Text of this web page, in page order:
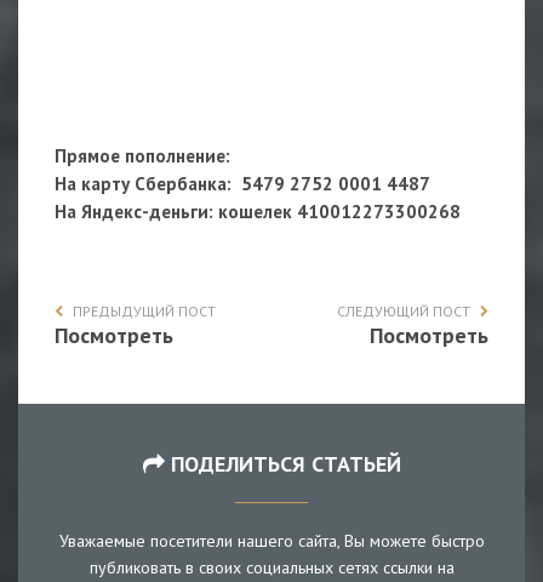
Прямое пополнение:
На карту Сбербанка: 5479 2752 0001 4487
На Яндекс-деньги: кошелек 410012273300268
ПРЕДЫДУЩИЙ ПОСТ
Посмотреть
СЛЕДУЮЩИЙ ПОСТ
Посмотреть
ПОДЕЛИТЬСЯ СТАТЬЕЙ
Уважаемые посетители нашего сайта, Вы можете быстро
публиковать в своих социальных сетях ссылки на